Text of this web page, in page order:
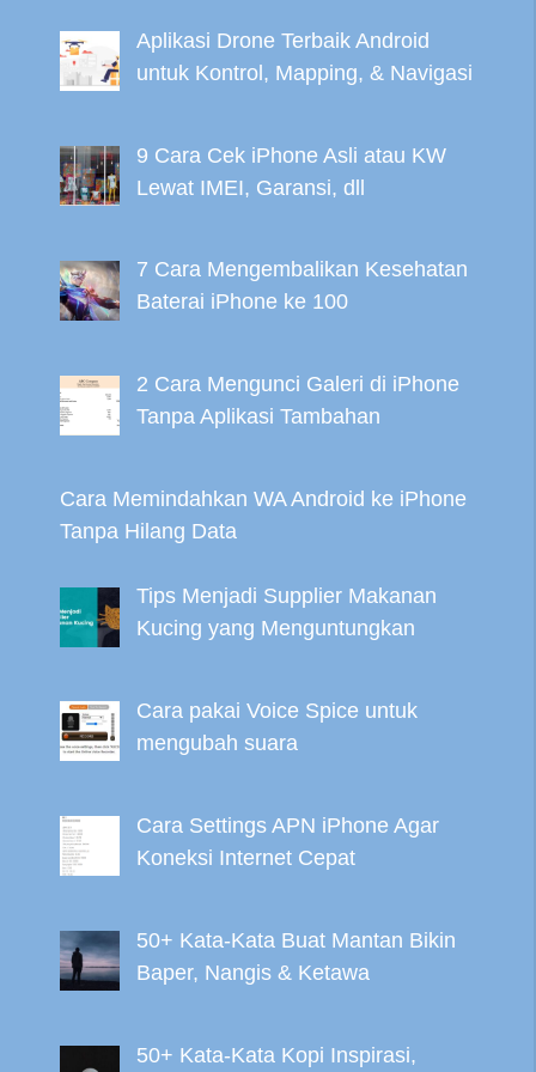
Aplikasi Drone Terbaik Android
untuk Kontrol, Mapping, & Navigasi
9 Cara Cek iPhone Asli atau KW
Lewat IMEI, Garansi, dll
7 Cara Mengembalikan Kesehatan
Baterai iPhone ke 100
2 Cara Mengunci Galeri di iPhone
Tanpa Aplikasi Tambahan
Cara Memindahkan WA Android ke iPhone
Tanpa Hilang Data
Tips Menjadi Supplier Makanan
Kucing yang Menguntungkan
Cara pakai Voice Spice untuk
mengubah suara
Cara Settings APN iPhone Agar
Koneksi Internet Cepat
50+ Kata-Kata Buat Mantan Bikin
Baper, Nangis & Ketawa
50+ Kata-Kata Kopi Inspirasi,